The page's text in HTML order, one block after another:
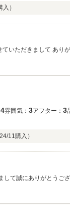
入）
いただきまして あり
4雰囲気： 3アフター： 3
11購入）
して誠にありがとうご